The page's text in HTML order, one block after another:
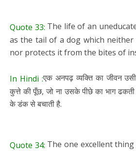
Quote 33: The life of an
as the tail of a dog which neither
nor protects it from the bites of
In Hindi :एक अनपढ़ व्यक्ति का जीवन
कुत्ते की पूँछ, जो ना उसके पीछे का भाग
के डंक से बचाती है.
Quote 34: The one excellent